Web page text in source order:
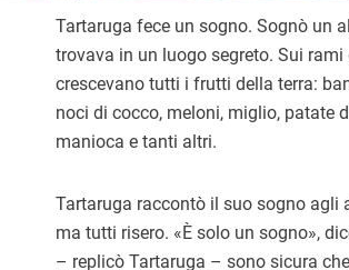
Tartaruga fece un sogno. Sognò un
trovava in un luogo segreto. Sui rami
crescevano tutti i frutti della terra:
noci di cocco, meloni, miglio, patate
manioca e tanti altri.
Tartaruga raccontò il suo sogno agli
ma tutti risero. «È solo un sogno»,
– replicò Tartaruga – sono sicura